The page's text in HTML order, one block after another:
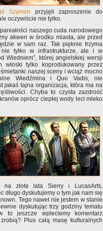
Szymon przyjęli zaproszenie do
oczywiście nie tylko.
naszego cuda narodowego
akwen w środku miasta, ale przed
w sam raz. Tak pięknie trzyma
nie tylko w infrastrukturze, ale i w
Wiedniem”, której angielskiej wersji
tylko koprodukowany przez
naszej sceny i wciąż mocno
Wiedźmina i Quo Vadis, nie
jakaś tajna organizacja, która ma na
Chyba to czysta zazdrość
oprócz ciepłej wody leci mleko
na złote lata Sierry i LucasArts,
długo dyskutujemy o tym jak nam się
Tego nawet nie jestem w stanie
dyskutując trzy godziny tematu
to jeszcze wpleciemy komentarz
Plus całą masę kulturalnych